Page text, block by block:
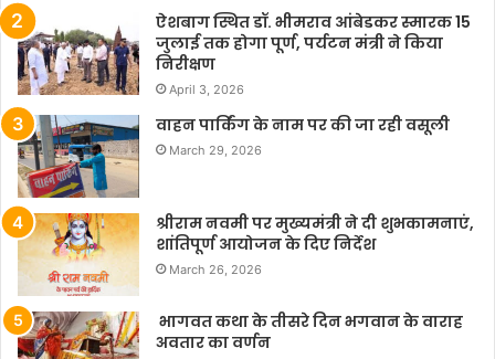
ऐशबाग स्थित डॉ. भीमराव आंबेडकर स्मारक 15
जुलाई तक होगा पूर्ण, पर्यटन मंत्री ने किया
निरीक्षण
April 3, 2026
वाहन पार्किंग के नाम पर की जा रही वसूली
March 29, 2026
श्रीराम नवमी पर मुख्यमंत्री ने दी शुभकामनाएं,
शांतिपूर्ण आयोजन के दिए निर्देश
March 26, 2026
भागवत कथा के तीसरे दिन भगवान के वाराह
अवतार का वर्णन